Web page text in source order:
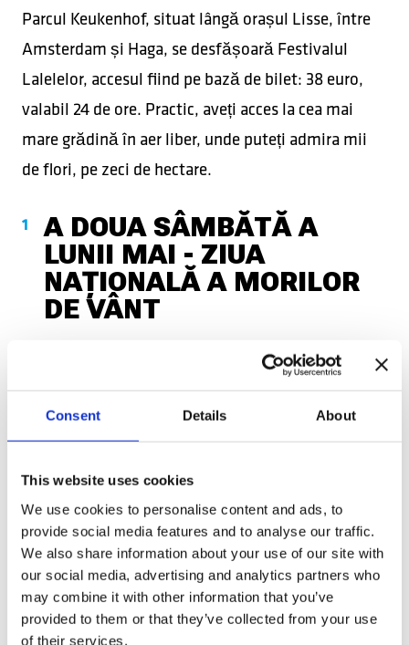
Consent Details About
This website uses cookies
We use cookies to personalise content and ads, to
provide social media features and to analyse our traffic.
We also share information about your use of our site with
our social media, advertising and analytics partners who
may combine it with other information that you’ve
provided to them or that they’ve collected from your use
of their services.
Parcul Keukenhof, situat lângă orașul Lisse, între
Amsterdam și Haga, se desfășoară Festivalul
Lalelelor, accesul fiind pe bază de bilet: 38 euro,
valabil 24 de ore. Practic, aveți acces la cea mai
mare grădină în aer liber, unde puteți admira mii
de flori, pe zeci de hectare.
A DOUA SÂMBĂTĂ A
LUNII MAI - ZIUA
NAȚIONALĂ A MORILOR
DE VÂNT
Morile de vânt sunt emblema Olandei și unul
dintre cele mai puternice simboluri culturale ale
țării. Tehnologia morilor era folosită în trecut în
zeci de industrii și activități, iar olandezii le
prețuiesc chiar și în prezent. Pe teritoriul Olandei
se află peste 1000 de mori de vânt rămase din cele
10.000 de odinioară. În fiecare an, intrarea în
muzeele acestor mori este gratuită în fiecare a
doua sâmbătă din luna mai.